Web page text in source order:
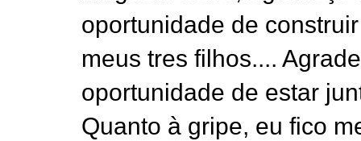
oportunidade de
meus tres filhos....
oportunidade de estar
Quanto à gripe, eu fico